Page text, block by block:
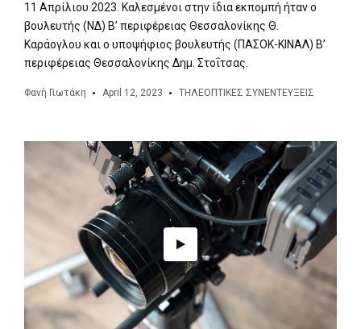
11 Απρίλιου 2023. Καλεσμένοι στην ίδια εκπομπή ήταν ο
βουλευτής (ΝΔ) Β’ περιφέρειας Θεσσαλονίκης Θ.
Καράογλου και ο υποψήφιος βουλευτής (ΠΑΣΟΚ-ΚΙΝΑΛ) Β’
περιφέρειας Θεσσαλονίκης Δημ. Στοΐτσας.
Φανή Γιωτάκη April 12, 2023 ΤΗΛΕΟΠΤΙΚΕΣ ΣΥΝΕΝΤΕΥΞΕΙΣ